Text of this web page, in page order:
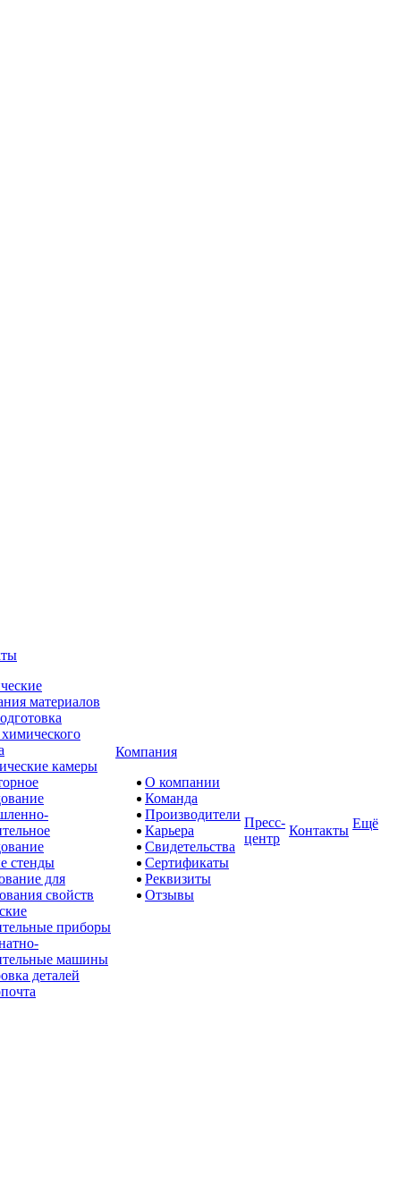
материалов
камеры
стенды
для
свойств
приборы
машины
деталей
Компания
О компании
Команда
Производители
Карьера
Свидетельства
Сертификаты
Реквизиты
Отзывы
Пресс-
центр
Контакты Ещё